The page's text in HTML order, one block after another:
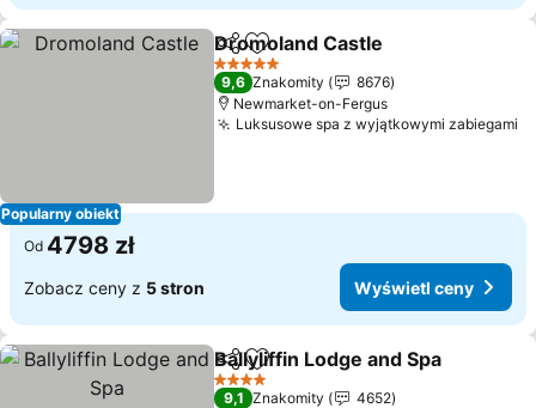
Popularny obiekt
Udostępnij
Dodaj do ulubionych
Dromoland Castle
5 Kategoria
9,6 Znakomity
8676
Newmarket-on-Fergus
Luksusowe spa z wyjątkowymi zabiegami
Od 4798 zł
Zobacz ceny z 5 stron Wyświetl ceny
UdostępnijDodaj do ulubionych
Ballyliffin Lodge and Spa
4 Kategoria
9,1 Znakomity
4652